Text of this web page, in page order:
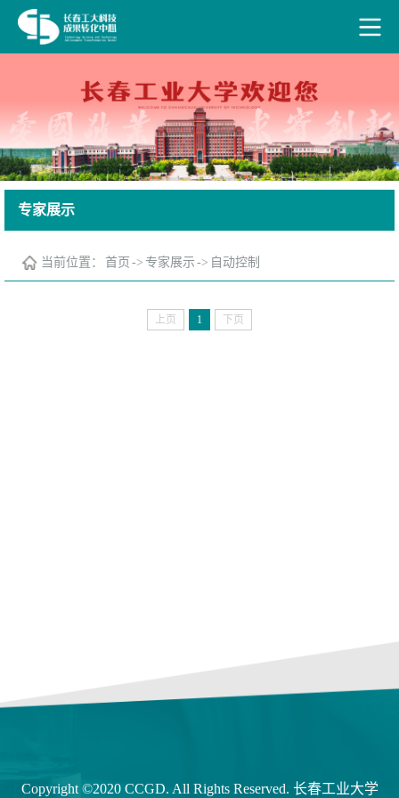
专家展示
当前位置： 首页 -> 专家展示 -> 自动控制
上页 1 下页
Copyright ©2020 CCGD. All Rights Reserved. 长春工业大学